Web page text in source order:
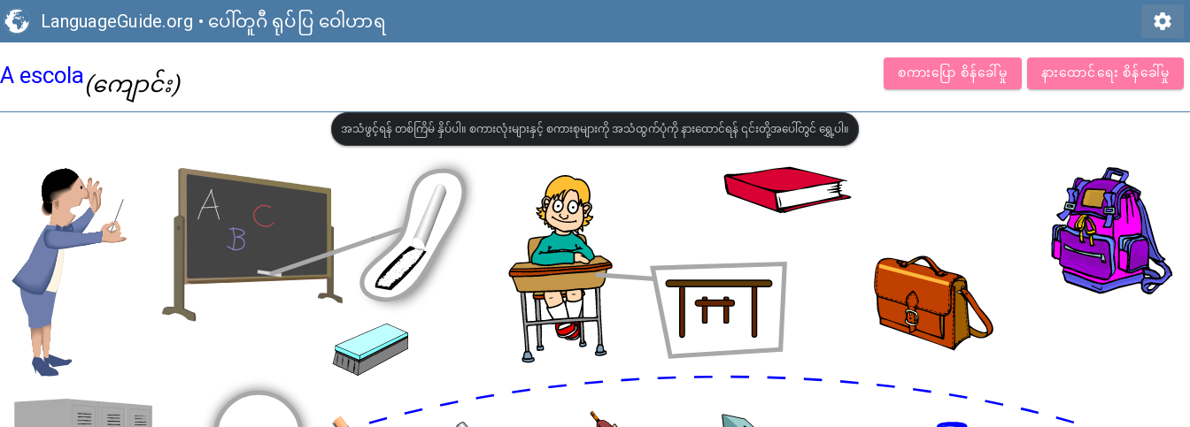
LanguageGuide.org • ပေါ်တူဂီ ရုပ်ပြ ဝေါဟာရ settings
A escola(ကျောင်း) စကားပြော စိန်ခေါ်မှု နားထောင်ရေး စိန်ခေါ်မှု
အသံဖွင့်ရန် တစ်ကြိမ် နှိပ်ပါ။ စကားလုံးများနှင့် စကားစုများကို အသံထွက်ပုံကို နားထောင်ရန် ၎င်းတို့အပေါ်တွင် ရွှေ့ပါ။